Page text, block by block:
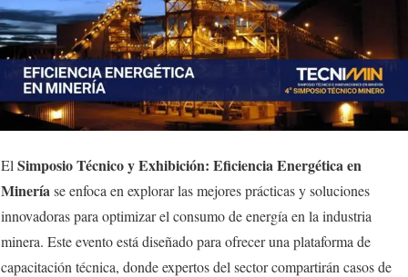
El Simposio Técnico y Exhibición: Eficiencia Energética en
Mineríase enfoca en explorar las mejores prácticas y soluciones
innovadoras para optimizar el consumo de energía en la industria
minera. Este evento está diseñado para ofrecer una plataforma de
capacitación técnica, donde expertos del sector compartirán casos de